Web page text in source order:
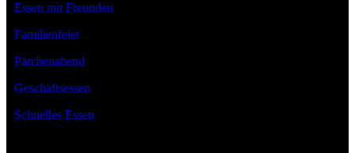
Essen mit Freunden
Familienfeier
Pärchenabend
Geschäftsessen
Schnelles Essen